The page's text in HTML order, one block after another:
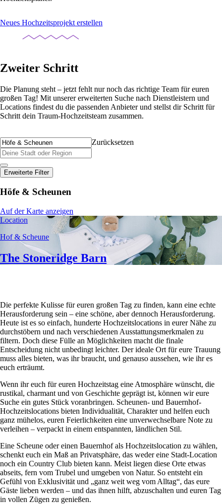
Neues Hochzeitsprojekt erstellen
Zweiter Schritt
Die Planung steht – jetzt fehlt nur noch das richtige Team für euren
großen Tag! Mit unserer erweiterten Suche nach Dienstleistern und
Locations findest du die passenden Anbieter und stellst dir Schritt für
Schritt dein Traum-Hochzeitsteam zusammen.
Zurücksetzen
Erweiterte Filter
Höfe & Scheunen
Auf der Karte anzeigen
Location
Hof & Scheune
The Stoneridge Barn
Die perfekte Kulisse für euren großen Tag zu finden, kann eine echte
Herausforderung sein – eine schöne, aber dennoch Herausforderung.
Heute ist es so einfach, hunderte Hochzeitslocations in eurer Nähe zu
durchstöbern und nach verschiedenen Ausstattungsmerkmalen zu
filtern. Doch diese Fülle an Möglichkeiten macht die finale
Entscheidung nicht unbedingt leichter. Der ideale Ort für eure Trauung
muss alles bieten, was ihr braucht, und genauso aussehen, wie ihr es
euch erträumt.
Wenn ihr euch für euren Hochzeitstag eine Atmosphäre wünscht, die
rustikal, charmant und von Geschichte geprägt ist, können wir eure
Suche ein gutes Stück voranbringen. Scheunen- und Bauernhof-
Hochzeitslocations bieten Individualität, Charakter und helfen euch
ganz mühelos, euren Feierlichkeiten eine unverwechselbare Note zu
verleihen – verpackt in einem entspannten, ländlichen Stil.
Eine Scheune oder einen Bauernhof als Hochzeitslocation zu wählen,
schenkt euch ein Maß an Privatsphäre, das weder eine Stadt-Location
noch ein Country Club bieten kann. Meist liegen diese Orte etwas
abseits, fern vom Trubel und umgeben von Natur. So entsteht ein
Gefühl von Exklusivität und „ganz weit weg vom Alltag“, das eure
Gäste lieben werden – und das ihnen hilft, abzuschalten und euren Tag
in vollen Zügen zu genießen.